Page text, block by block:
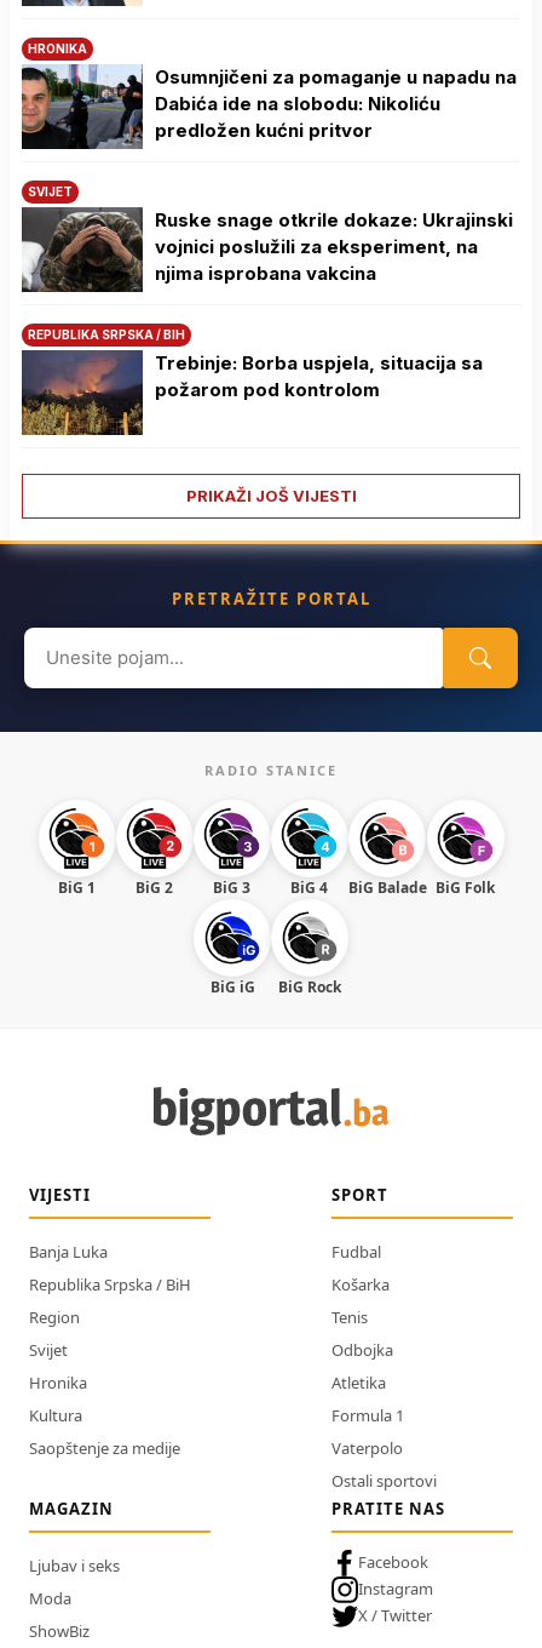
HRONIKA
Osumnjičeni za pomaganje u napadu na
Dabića ide na slobodu: Nikoliću
predložen kućni pritvor
SVIJET
Ruske snage otkrile dokaze: Ukrajinski
vojnici poslužili za eksperiment, na
njima isprobana vakcina
REPUBLIKA SRPSKA / BIH
Trebinje: Borba uspjela, situacija sa
požarom pod kontrolom
PRIKAŽI JOŠ VIJESTI
PRETRAŽITE PORTAL
Search
for:
RADIO STANICE
BiG 1 BiG 2 BiG 3 BiG 4 BiG Balade BiG Folk
BiG iG BiG Rock
VIJESTI
Banja Luka
Republika Srpska / BiH
Region
Svijet
Hronika
Kultura
Saopštenje za medije
SPORT
Fudbal
Košarka
Tenis
Odbojka
Atletika
Formula 1
Vaterpolo
Ostali sportovi
MAGAZIN
Ljubav i seks
Moda
ShowBiz
PRATITE NAS
Facebook
Instagram
X / Twitter